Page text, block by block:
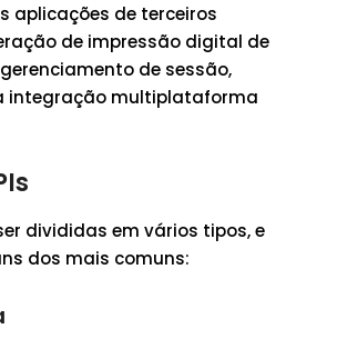
aplicações de terceiros
de impressão digital de
de sessão,
integração multiplataforma
divididas em vários tipos, e
dos mais comuns: